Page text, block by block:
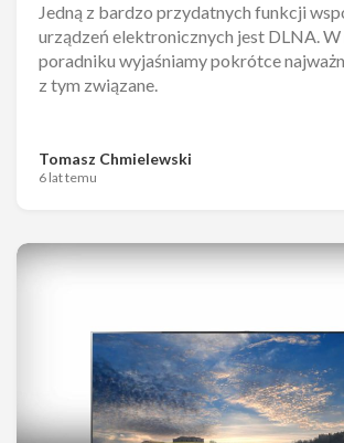
Jedną z bardzo przydatnych funkcji
urządzeń elektronicznych jest DLNA. W
poradniku wyjaśniamy pokrótce
z tym związane.
Tomasz Chmielewski
6 lat temu